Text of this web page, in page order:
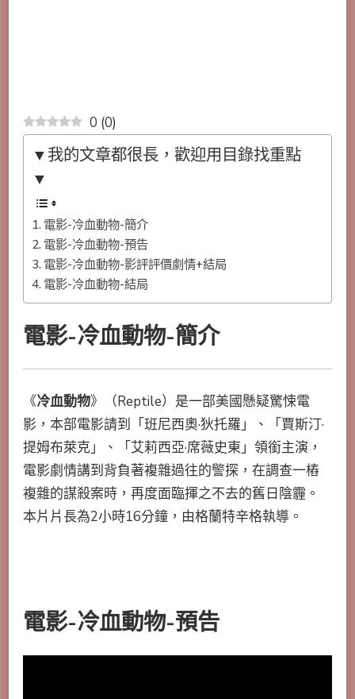
0 (0)
▼我的文章都很長，歡迎用目錄找重點
▼
電影-冷血動物-簡介
電影-冷血動物-預告
電影-冷血動物-影評評價劇情+結局
電影-冷血動物-結局
電影-冷血動物-簡介
《冷血動物》（Reptile）是一部美國懸疑驚悚電
影，本部電影請到「班尼西奧·狄托羅」、「賈斯汀·
提姆布萊克」、「艾莉西亞·席薇史東」領銜主演，
電影劇情講到背負著複雜過往的警探，在調查一樁
複雜的謀殺案時，再度面臨揮之不去的舊日陰霾。
本片片長為2小時16分鐘，由格蘭特辛格執導。
電影-冷血動物-預告